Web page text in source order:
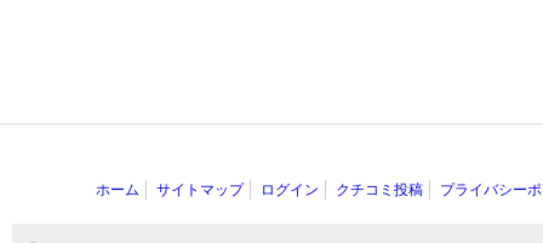
ホーム サイトマップ ログイン クチコミ投稿 プライバシー